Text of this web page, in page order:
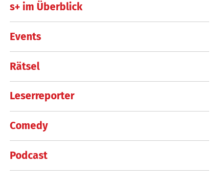
s+ im Überblick
Events
Rätsel
Leserreporter
Comedy
Podcast